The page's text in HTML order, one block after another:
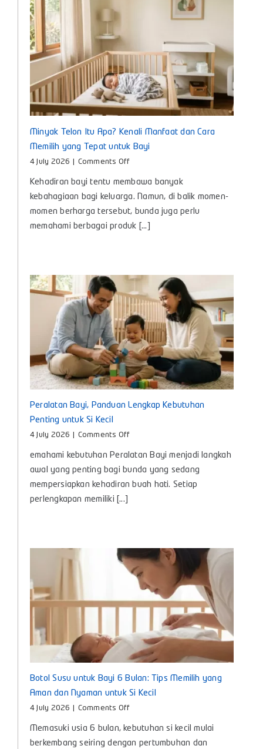
Minyak Telon Itu Apa? Kenali Manfaat dan Cara
Memilih yang Tepat untuk Bayi
4 July 2026 Comments Offon
Telon
Itu
Apa?
Manfaat
untuk
Bayi
Kehadiran bayi tentu membawa banyak
kebahagiaan bagi keluarga. Namun, di balik momen-
momen berharga tersebut, bunda juga perlu
memahami berbagai produk [...]
Peralatan Bayi, Panduan Lengkap Kebutuhan
Penting untuk Si Kecil
4 July 2026 Comments Offon
Bayi,
Panduan
Lengkap
emahami kebutuhan Peralatan Bayi menjadi langkah
awal yang penting bagi bunda yang sedang
mempersiapkan kehadiran buah hati. Setiap
perlengkapan memiliki [...]
Botol Susu untuk Bayi 6 Bulan: Tips Memilih yang
Aman dan Nyaman untuk Si Kecil
4 July 2026 Comments Offon
Susu
untuk
Memasuki usia 6 bulan, kebutuhan si kecil mulai
berkembang seiring dengan pertumbuhan dan